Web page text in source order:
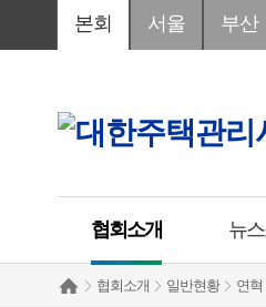
본회 서울 부산
협회소개 뉴
협회소개 일반현황 연혁